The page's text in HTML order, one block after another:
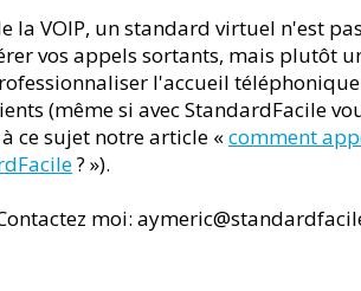
la VOIP, un standard virtuel n'est
vos appels sortants, mais plutôt
l'accueil
(même si avec StandardFacile
ce sujet notre article «comment
? »).
moi: